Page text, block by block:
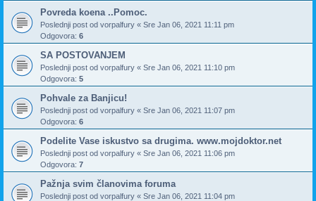
Povreda koena ..Pomoc.
Poslednji post od vorpalfury « Sre Jan 06, 2021 11:11 pm
Odgovora: 6
SA POSTOVANJEM
Poslednji post od vorpalfury « Sre Jan 06, 2021 11:10 pm
Odgovora: 5
Pohvale za Banjicu!
Poslednji post od vorpalfury « Sre Jan 06, 2021 11:07 pm
Odgovora: 6
Podelite Vase iskustvo sa drugima. www.mojdoktor.net
Poslednji post od vorpalfury « Sre Jan 06, 2021 11:06 pm
Odgovora: 7
Pažnja svim članovima foruma
Poslednji post od vorpalfury « Sre Jan 06, 2021 11:04 pm